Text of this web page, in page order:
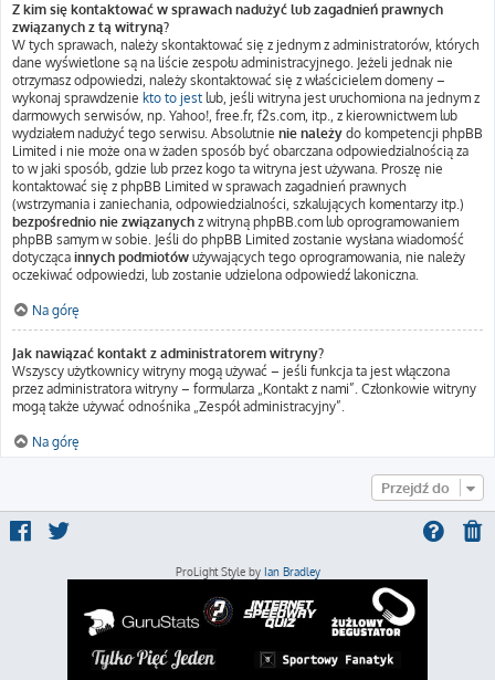
Z kim się kontaktować w sprawach nadużyć lub zagadnień prawnych
związanych z tą witryną?
W tych sprawach, należy skontaktować się z jednym z administratorów, których
dane wyświetlone są na liście zespołu administracyjnego. Jeżeli jednak nie
otrzymasz odpowiedzi, należy skontaktować się z właścicielem domeny –
wykonaj sprawdzenie kto to jest lub, jeśli witryna jest uruchomiona na jednym z
darmowych serwisów, np. Yahoo!, free.fr, f2s.com, itp., z kierownictwem lub
wydziałem nadużyć tego serwisu. Absolutnie nie należy do kompetencji phpBB
Limited i nie może ona w żaden sposób być obarczana odpowiedzialnością za
to w jaki sposób, gdzie lub przez kogo ta witryna jest używana. Proszę nie
kontaktować się z phpBB Limited w sprawach zagadnień prawnych
(wstrzymania i zaniechania, odpowiedzialności, szkalujących komentarzy itp.)
bezpośrednio nie związanych z witryną phpBB.com lub oprogramowaniem
phpBB samym w sobie. Jeśli do phpBB Limited zostanie wysłana wiadomość
dotycząca innych podmiotów używających tego oprogramowania, nie należy
oczekiwać odpowiedzi, lub zostanie udzielona odpowiedź lakoniczna.
Na górę
Jak nawiązać kontakt z administratorem witryny?
Wszyscy użytkownicy witryny mogą używać – jeśli funkcja ta jest włączona
przez administratora witryny – formularza „Kontakt z nami”. Członkowie witryny
mogą także używać odnośnika „Zespół administracyjny”.
Na górę
Przejdź do
ProLight Style by Ian Bradley